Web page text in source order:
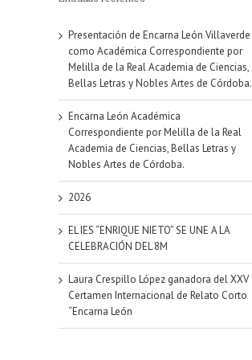
Presentación de Encarna León Villaverde
como Académica Correspondiente por
Melilla de la Real Academia de Ciencias,
Bellas Letras y Nobles Artes de Córdoba.
Encarna León Académica
Correspondiente por Melilla de la Real
Academia de Ciencias, Bellas Letras y
Nobles Artes de Córdoba.
2026
EL IES “ENRIQUE NIETO” SE UNE A LA
CELEBRACIÓN DEL 8M
Laura Crespillo López ganadora del XXV
Certamen Internacional de Relato Corto
“Encarna León